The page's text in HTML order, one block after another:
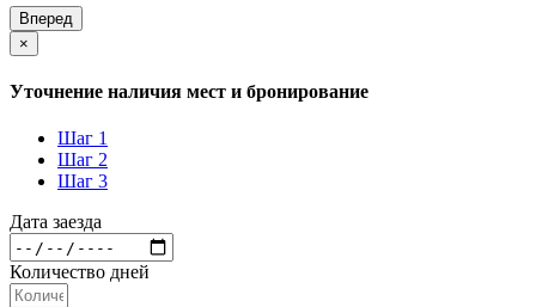
Вперед
×
Уточнение наличия мест и бронирование
Шаг 1
Шаг 2
Шаг 3
Дата заезда
Количество дней